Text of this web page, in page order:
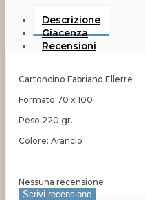
Descrizione
Giacenza
Recensioni
Cartoncino Fabriano Ellerre
Formato 70 x 100
Peso 220 gr.
Colore: Arancio
Nessuna recensione
Scrivi recensione